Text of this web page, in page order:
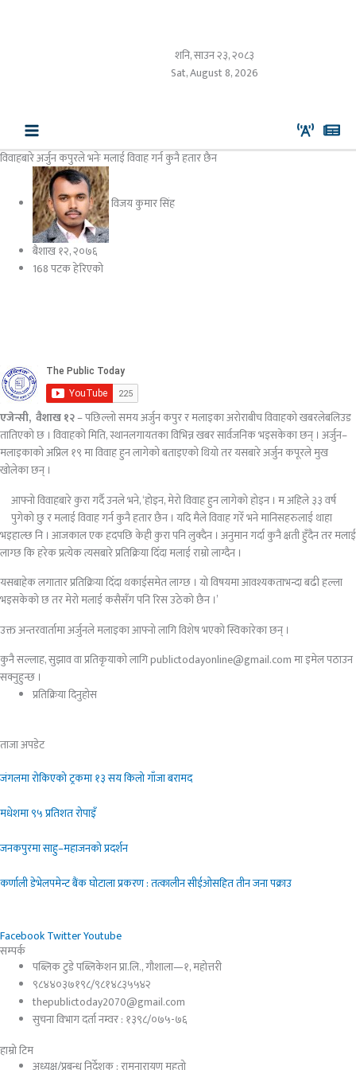
शनि, साउन २३, २०८३
Sat, August 8, 2026
विवाहबारे अर्जुन कपुरले भनेः मलाई विवाह गर्न कुनै हतार छैन
विजय कुमार सिंह
बैशाख १२, २०७६
168 पटक हेरिएको
एजेन्सी, वैशाख १२– पछिल्लो समय अर्जुन कपुर र मलाइका अरोराबीच विवाहको खबरलेबलिउड
तातिएको छ । विवाहको मिति, स्थानलगायतका विभिन्न खबर सार्वजनिक भइसकेका छन् । अर्जुन–
मलाइकाको अप्रिल १९ मा विवाह हुन लागेको बताइएको थियो तर यसबारे अर्जुन कपूरले मुख
खोलेका छन् ।
आफ्नो विवाहबारे कुरा गर्दै उनले भने, ‘होइन, मेरो विवाह हुन लागेको होइन । म अहिले ३३ वर्ष
पुगेको छु र मलाई विवाह गर्न कुनै हतार छैन । यदि मैले विवाह गरेँ भने मानिसहरुलाई थाहा
भइहाल्छ नि । आजकाल एक हदपछि केही कुरा पनि लुक्दैन । अनुमान गर्दा कुनै क्षती हुँदैन तर मलाई
लाग्छ कि हरेक प्रत्येक त्यसबारे प्रतिक्रिया दिँदा मलाई राम्रो लाग्दैन ।
यसबाहेक लगातार प्रतिक्रिया दिँदा थकाईसमेत लाग्छ । यो विषयमा आवश्यकताभन्दा बढी हल्ला
भइसकेको छ तर मेरो मलाई कसैसँग पनि रिस उठेको छैन ।’
उक्त अन्तरवार्तामा अर्जुनले मलाइका आफ्नो लागि विशेष भएको स्विकारेका छन् ।
कुनै सल्लाह, सुझाव वा प्रतिकृयाको लागि publictodayonline@gmail.com मा इमेल पठाउन
सक्नुहुन्छ ।
प्रतिक्रिया दिनुहोस​
ताजा अपडेट
जंगलमा रोकिएको ट्रकमा १३ सय किलो गाँजा बरामद
मधेशमा ९५ प्रतिशत रोपाइँ
जनकपुरमा साहु–महाजनको प्रदर्शन
कर्णाली डेभेलपमेन्ट बैंक घोटाला प्रकरण : तत्कालीन सीईओसहित तीन जना पक्राउ
FacebookTwitterYoutube
सम्पर्क
पब्लिक टुडे पब्लिकेशन प्रा.लि., गौशाला—१, महोत्तरी
९८४४०३७१९८/९८१४८३५५४२
thepublictoday2070@gmail.com
सुचना विभाग दर्ता नम्वर : १३९८/०७५-७६
हाम्रो टिम